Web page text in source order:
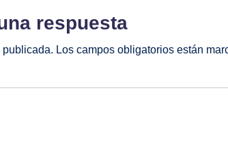
respuesta
publicada. Los campos obligatorios están